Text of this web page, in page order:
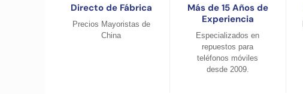
Directo de Fábrica
Precios Mayoristas de
China
Más de 15 Años de
Experiencia
Especializados en
repuestos para
teléfonos móviles
desde 2009.